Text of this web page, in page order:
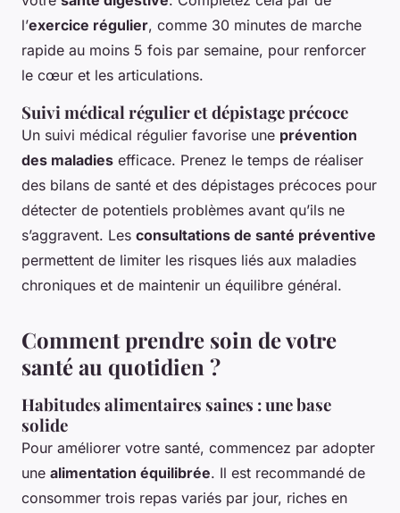
l’exercice régulier, comme 30 minutes de marche
rapide au moins 5 fois par semaine, pour renforcer
le cœur et les articulations.
Suivi médical régulier et dépistage précoce
Un suivi médical régulier favorise une prévention
des maladies efficace. Prenez le temps de réaliser
des bilans de santé et des dépistages précoces pour
détecter de potentiels problèmes avant qu’ils ne
s’aggravent. Les consultations de santé préventive
permettent de limiter les risques liés aux maladies
chroniques et de maintenir un équilibre général.
Comment prendre soin de votre
santé au quotidien ?
Habitudes alimentaires saines : une base
solide
Pour améliorer votre santé, commencez par adopter
une alimentation équilibrée. Il est recommandé de
consommer trois repas variés par jour, riches en